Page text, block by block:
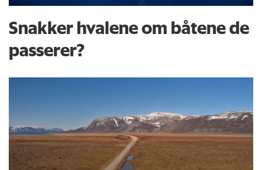
Snakker hvalene om båtene de
passerer?